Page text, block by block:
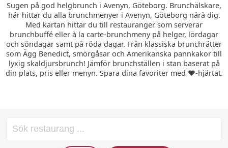
Sugen på god helgbrunch i Avenyn, Göteborg. Brunchälskare,
här hittar du alla brunchmenyer i Avenyn, Göteborg närä dig.
Med kartan hittar du till restauranger som serverar
brunchbuffé eller à la carte-brunchmeny på helger, lördagar
och söndagar samt på röda dagar. Från klassiska brunchrätter
som Ägg Benedict, smörgåsar och Amerikanska pannkakor till
lyxig skaldjursbrunch! Jämför brunchställen i stan baserat på
din plats, pris eller menyn. Spara dina favoriter med ❤️-hjärtat.